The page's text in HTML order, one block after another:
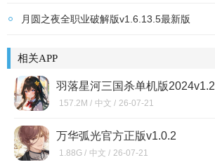
月圆之夜全职业破解版v1.6.13.5最新版
相关APP
羽落星河三国杀单机版
157.2M / 中文 / 26-07-21
万华弧光官方正版v1.0.2
1.88G / 中文 / 26-07-21